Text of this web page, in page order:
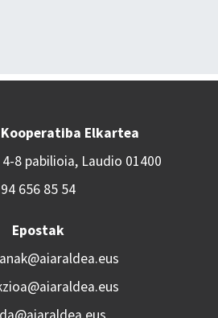
Elkartea
8 pabilioia, Laudio 01400
94 656 85 54
Epostak